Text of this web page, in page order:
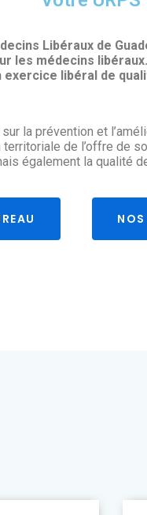
Libéraux de
les médecins
libéral de
la prévention et
de l’offre de
également la qualité